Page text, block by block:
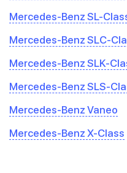
Mercedes-Benz SL-
Mercedes-Benz SLC-
Mercedes-Benz SLK-
Mercedes-Benz SLS-
Mercedes-Benz Vaneo
Mercedes-Benz X-Class